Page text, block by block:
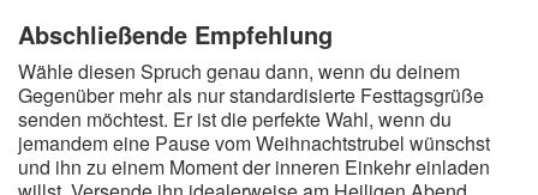
Abschließende Empfehlung
Wähle diesen Spruch genau dann, wenn du deinem
Gegenüber mehr als nur standardisierte Festtagsgrüße
senden möchtest. Er ist die perfekte Wahl, wenn du
jemandem eine Pause vom Weihnachtstrubel wünschst
und ihn zu einem Moment der inneren Einkehr einladen